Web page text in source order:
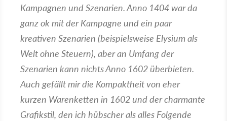
Kampagnen und Szenarien. Anno 1404 war da
ganz ok mit der Kampagne und ein paar
kreativen Szenarien (beispielsweise Elysium als
Welt ohne Steuern), aber an Umfang der
Szenarien kann nichts Anno 1602 überbieten.
Auch gefällt mir die Kompaktheit von eher
kurzen Warenketten in 1602 und der charmante
Grafikstil, den ich hübscher als alles Folgende